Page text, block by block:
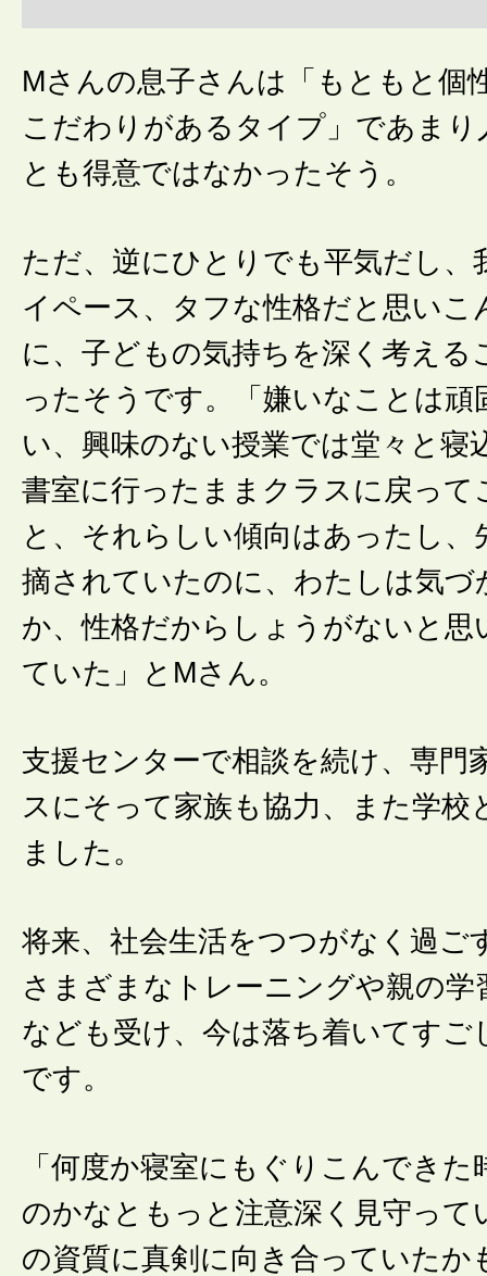
Mさんの息子さんは「もともと個
こだわりがあるタイプ」であまり
とも得意ではなかったそう。
ただ、逆にひとりでも平気だし、
イペース、タフな性格だと思いこ
に、子どもの気持ちを深く考える
ったそうです。「嫌いなことは頑
い、興味のない授業では堂々と寝
書室に行ったままクラスに戻って
と、それらしい傾向はあったし、
摘されていたのに、わたしは気づ
か、性格だからしょうがないと思
ていた」とMさん。
支援センターで相談を続け、専門
スにそって家族も協力、また学校
ました。
将来、社会生活をつつがなく過ご
さまざまなトレーニングや親の学
なども受け、今は落ち着いてすご
です。
「何度か寝室にもぐりこんでき
のかなともっと注意深く見守って
の資質に真剣に向き合っていたか